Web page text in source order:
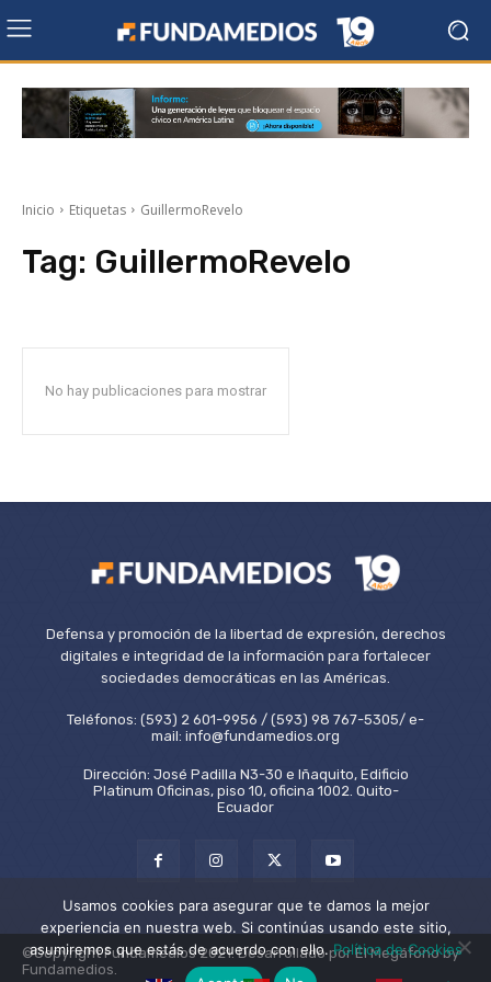
Inicio Etiquetas GuillermoRevelo
Tag: GuillermoRevelo
No hay publicaciones para mostrar
Defensa y promoción de la libertad de expresión, derechos
digitales e integridad de la información para fortalecer
sociedades democráticas en las Américas.
Teléfonos: (593) 2 601-9956 / (593) 98 767-5305/ e-
mail: info@fundamedios.org
Dirección: José Padilla N3-30 e Iñaquito, Edificio
Platinum Oficinas, piso 10, oficina 1002. Quito-
Ecuador
©Copyright Fundamedios 2021. Desarrollado por El Megáfono by
Fundamedios.
Usamos cookies para asegurar que te damos la mejor
experiencia en nuestra web. Si continúas usando este sitio,
asumiremos que estás de acuerdo con ello.Política de Cookies